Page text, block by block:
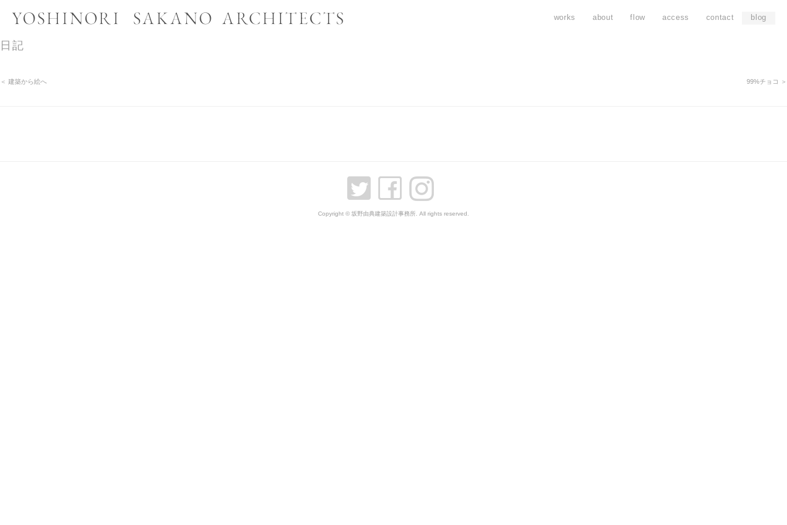
works about flow access contact blog
日記
＜ 建築から絵へ 99%チョコ ＞
Copyright © 坂野由典建築設計事務所. All rights reserved.